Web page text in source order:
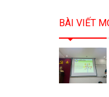
BÀI VIẾT